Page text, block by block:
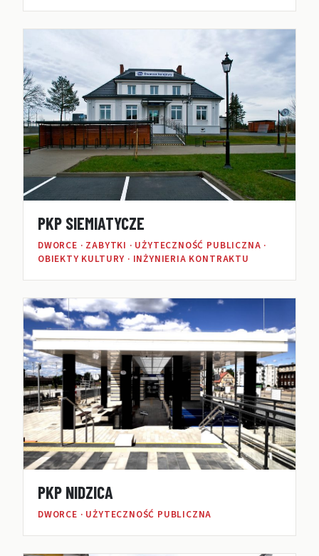
PKP SIEMIATYCZE
DWORCE · ZABYTKI · UŻYTECZNOŚĆ PUBLICZNA ·
OBIEKTY KULTURY · INŻYNIERIA KONTRAKTU
PKP NIDZICA
DWORCE · UŻYTECZNOŚĆ PUBLICZNA